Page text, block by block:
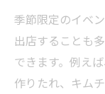
季節限定のイベ
出店することも
できます。例え
作りたれ、キム